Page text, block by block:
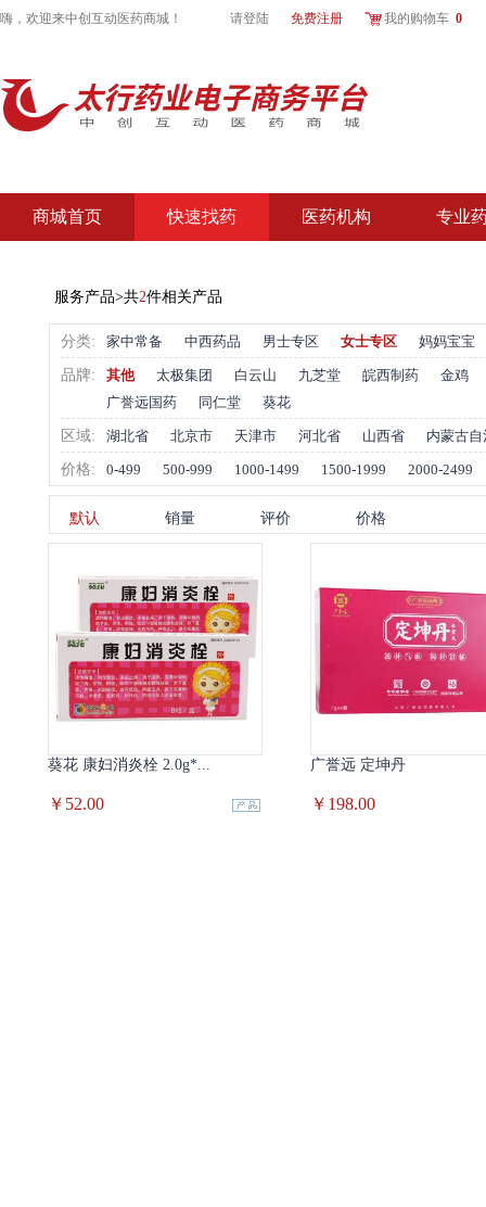
嗨，欢迎来中创互动医药商城 ！ 请登陆 免费注册 我的购物车 0
商城首页 快速找药 医药机构 专业
服务产品>共2件相关产品
分类: 家中常备 中西药品 男士专区 女士专区 妈妈宝宝
品牌: 其他 太极集团 白云山 九芝堂 皖西制药
金鸡
广誉远国药
同仁堂 葵花
区域: 湖北省 北京市 天津市 河北省 山西省 内蒙古自
价格: 0-499 500-999 1000-1499 1500-1999 2000-2499
默认 销量 评价 价格
葵花 康妇消炎栓 2.0g*...
￥52.00
广誉远 定坤丹
￥198.00